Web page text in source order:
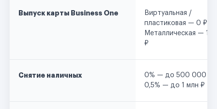
Выпуск карты Business One
Виртуальная /
пластиковая — 0 ₽
Металлическая — 12
₽
Снятие наличных
0% — до 500 000 ₽
0,5% — до 1 млн ₽